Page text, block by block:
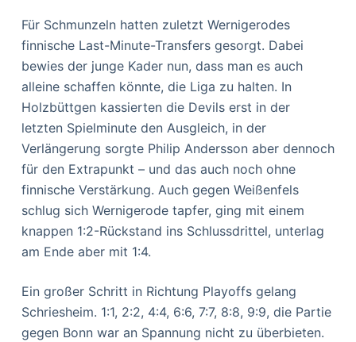
Für Schmunzeln hatten zuletzt Wernigerodes
finnische Last-Minute-Transfers gesorgt. Dabei
bewies der junge Kader nun, dass man es auch
alleine schaffen könnte, die Liga zu halten. In
Holzbüttgen kassierten die Devils erst in der
letzten Spielminute den Ausgleich, in der
Verlängerung sorgte Philip Andersson aber dennoch
für den Extrapunkt – und das auch noch ohne
finnische Verstärkung. Auch gegen Weißenfels
schlug sich Wernigerode tapfer, ging mit einem
knappen 1:2-Rückstand ins Schlussdrittel, unterlag
am Ende aber mit 1:4.
Ein großer Schritt in Richtung Playoffs gelang
Schriesheim. 1:1, 2:2, 4:4, 6:6, 7:7, 8:8, 9:9, die Partie
gegen Bonn war an Spannung nicht zu überbieten.